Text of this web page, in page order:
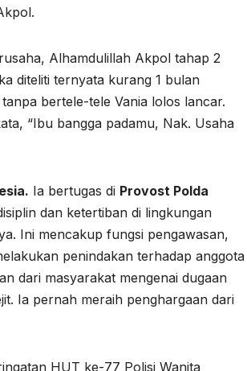
Alhamdulillah Akpol tahap 2
diteliti ternyata kurang 1 bulan
bertele-tele Vania lolos lancar.
“Ibu bangga padamu, Nak. Usaha
Ia bertugas di Provost Polda
dan ketertiban di lingkungan
Ini mencakup fungsi pengawasan,
penindakan terhadap anggota
dari masyarakat mengenai dugaan
Ia pernah meraih penghargaan dari
HUT ke-77 Polisi Wanita